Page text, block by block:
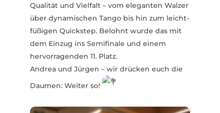
Qualität und Vielfalt – vom eleganten Walzer
über dyna­mi­schen Tango bis hin zum leicht­
fü­ßigen Quickstep. Belohnt wurde das mit
dem Einzug ins Semi­finale und einem
hervor­ra­genden 11. Platz.
Andrea und Jürgen – wir drücken euch die
Daumen: Weiter so!